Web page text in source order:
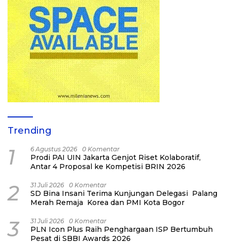
Trending
1 6 Agustus 2026 0 Komentar
Prodi PAI UIN Jakarta Genjot Riset Kolaboratif,
Antar 4 Proposal ke Kompetisi BRIN 2026
2 31 Juli 2026 0 Komentar
SD Bina Insani Terima Kunjungan Delegasi Palang
Merah Remaja Korea dan PMI Kota Bogor
3 31 Juli 2026 0 Komentar
PLN Icon Plus Raih Penghargaan ISP Bertumbuh
Pesat di SBBI Awards 2026